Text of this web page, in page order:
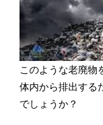
このような老廃物
体内から排出する
でしょうか？